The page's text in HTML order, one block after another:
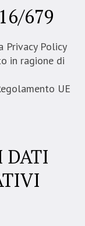
679
Privacy Policy
in ragione di
UE
DATI